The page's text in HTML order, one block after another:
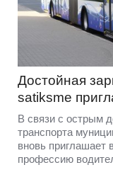
Достойная
satiksme
В связи с острым
транспорта
вновь приглашает
профессию